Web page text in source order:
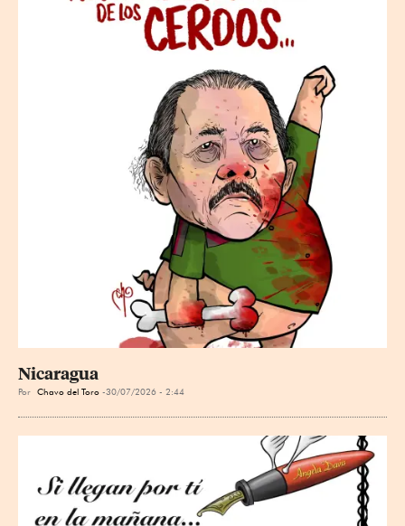
Nicaragua
Por Chavo del Toro 30/07/2026 - 2:44